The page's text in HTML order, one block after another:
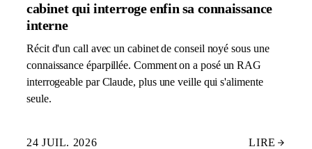
cabinet qui interroge enfin sa connaissance
interne
Récit d'un call avec un cabinet de conseil noyé sous une
connaissance éparpillée. Comment on a posé un RAG
interrogeable par Claude, plus une veille qui s'alimente
seule.
24 JUIL. 2026 LIRE